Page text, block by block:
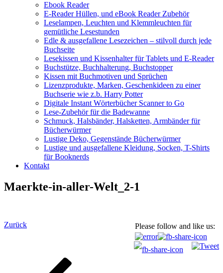
Ebook Reader
E-Reader Hüllen, und eBook Reader Zubehör
Leselampen, Leuchten und Klemmleuchten für
gemütliche Lesestunden
Edle & ausgefallene Lesezeichen – stilvoll durch jede
Buchseite
Lesekissen und Kissenhalter für Tablets und E-Reader
Buchstütze, Buchhalterung, Buchstopper
Kissen mit Buchmotiven und Sprüchen
Lizenzprodukte, Marken, Geschenkideen zu einer
Buchserie wie z.b. Harry Potter
Digitale Instant Wörterbücher Scanner to Go
Lese-Zubehör für die Badewanne
Schmuck, Halsbänder, Halsketten, Armbänder für
Bücherwürmer
Lustige Deko, Gegenstände Bücherwürmer
Lustige und ausgefallene Kleidung, Socken, T-Shirts
für Booknerds
Kontakt
Maerkte-in-aller-Welt_2-1
Please follow and like us:
Beitragsnavigation
Vorheriger
Zurück